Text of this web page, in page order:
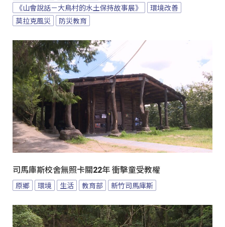
《山會說話－大鳥村的水土保持故事展》
環境改善
莫拉克風災
防災教育
司馬庫斯校舍無照卡關22年 衝擊童受教權
原鄉 環境 生活 教育部 新竹司馬庫斯